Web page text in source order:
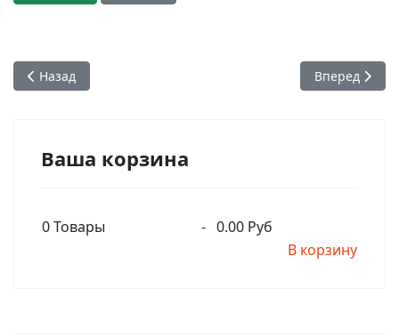
Предыдущий: Шрила Бхактивинода Тхакур - Шаранагати
Назад Следующий:
Вперед
Ваша корзина
0Товары - 0.00 Руб
В корзину